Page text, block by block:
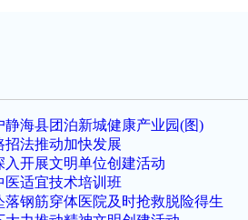
海县团泊新城健康产业园(图)
法推动加快发展
入开展文明单位创建活动
医适宜技术培训班
落钢筋穿体医院及时抢救脱险得生